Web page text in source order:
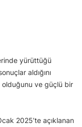
yürüttüğü
aldığını
olduğunu ve güçlü bir
2025’te açıklanan